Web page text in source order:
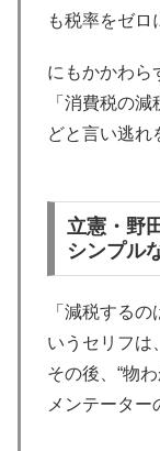
も税率をゼロ
にもかかわら
「消費税の
どと言い逃れ
立憲・野
シンプル
「減税する
いうセリフは
その後、“物
メンテーター